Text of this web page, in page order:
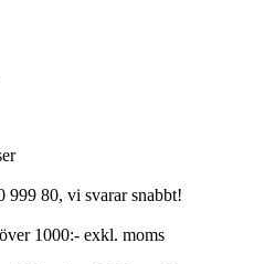
999 80, vi svarar snabbt!
1000:- exkl. moms